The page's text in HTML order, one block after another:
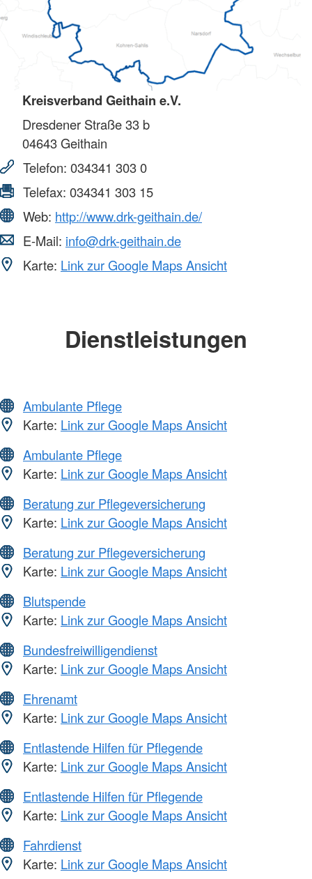
Kreisverband Geithain e.V.
Dresdener Straße 33 b
04643Geithain
Telefon: 034341 303 0
Telefax: 034341 303 15
Web: http://www.drk-geithain.de/
E-Mail: info@drk-geithain.de
Karte: Link zur Google Maps Ansicht
Dienstleistungen
Ambulante Pflege
Karte: Link zur Google Maps Ansicht
Ambulante Pflege
Karte: Link zur Google Maps Ansicht
Beratung zur Pflegeversicherung
Karte: Link zur Google Maps Ansicht
Beratung zur Pflegeversicherung
Karte: Link zur Google Maps Ansicht
Blutspende
Karte: Link zur Google Maps Ansicht
Bundesfreiwilligendienst
Karte: Link zur Google Maps Ansicht
Ehrenamt
Karte: Link zur Google Maps Ansicht
Entlastende Hilfen für Pflegende
Karte: Link zur Google Maps Ansicht
Entlastende Hilfen für Pflegende
Karte: Link zur Google Maps Ansicht
Fahrdienst
Karte: Link zur Google Maps Ansicht